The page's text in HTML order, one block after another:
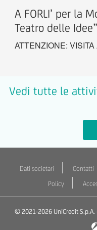
A FORLI’ per la
Teatro delle Idee”
ATTENZIONE:
Vedi tutte le
Dati societari Contatti
Policy
© 2021-2026 UniCredit